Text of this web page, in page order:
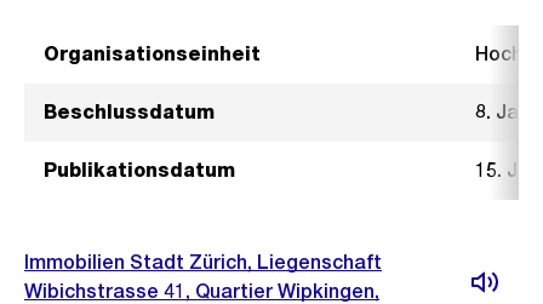
Organisationseinheit
Beschlussdatum 8.
Publikationsdatum 15.
Immobilien Stadt Zürich, Liegenschaft
Wibichstrasse 41, Quartier Wipkingen,